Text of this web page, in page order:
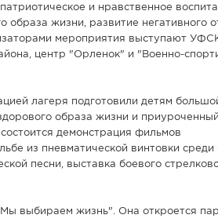
и нравственное
жизни, развитие негативного
мероприятия выступают
центр "Орленок" и "Военно-
лагеря подготовили детям
образа жизни и
демонстрация фильмов
из пневматической винтовки
песни, выставка боевого
выбираем жизнь". Она откроется